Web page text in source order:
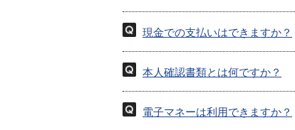
現金での支払いはできますか？
本人確認書類とは何ですか？
電子マネーは利用できますか？